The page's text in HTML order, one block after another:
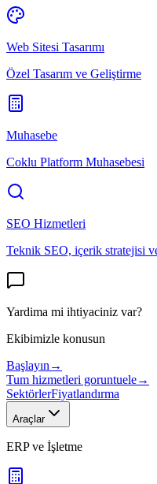
Web Sitesi Tasarımı
Özel Tasarım ve Geliştirme
Muhasebe
Coklu Platform Muhasebesi
SEO Hizmetleri
Teknik SEO, içerik stratejisi
Yardima mi ihtiyaciniz var?
Ekibimizle konusun
Başlayın →
Tum hizmetleri goruntuele→
SektörlerFiyatlandırma
Araçlar
ERP ve İşletme